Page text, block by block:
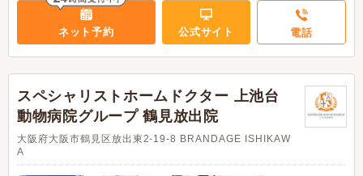
ネット予約 公式サイト 電話
スペシャリストホームドクター 上池台
動物病院グループ 鶴見放出院
大阪府大阪市鶴見区放出東2-19-8 BRANDAGE ISHIKAW
A